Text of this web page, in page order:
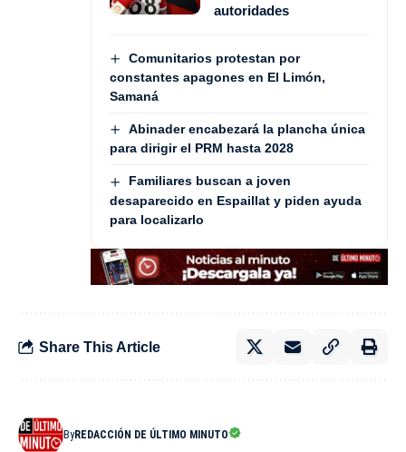
autoridades
Comunitarios protestan por
constantes apagones en El Limón,
Samaná
Abinader encabezará la plancha única
para dirigir el PRM hasta 2028
Familiares buscan a joven
desaparecido en Espaillat y piden ayuda
para localizarlo
Share This Article
ByREDACCIÓN DE ÚLTIMO MINUTO